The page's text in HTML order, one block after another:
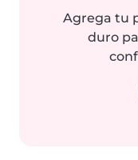
Agrega tu
duro